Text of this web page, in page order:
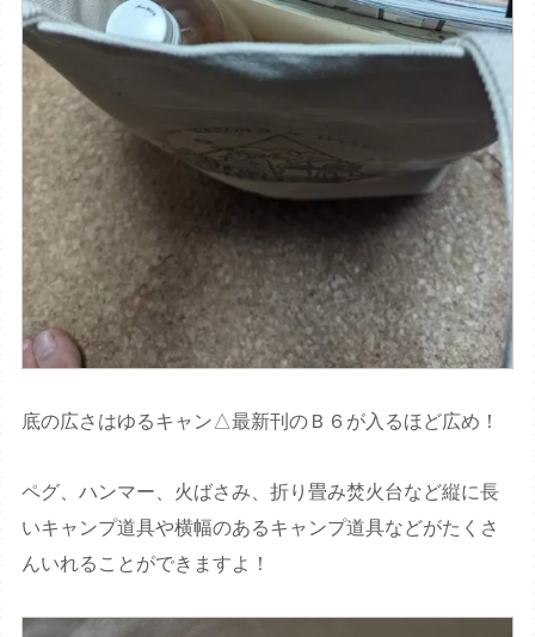
底の広さはゆるキャン△最新刊のＢ６が入るほど広め！
ペグ、ハンマー、火ばさみ、折り畳み焚火台など縦に長
いキャンプ道具や横幅のあるキャンプ道具などがたくさ
んいれることができますよ！